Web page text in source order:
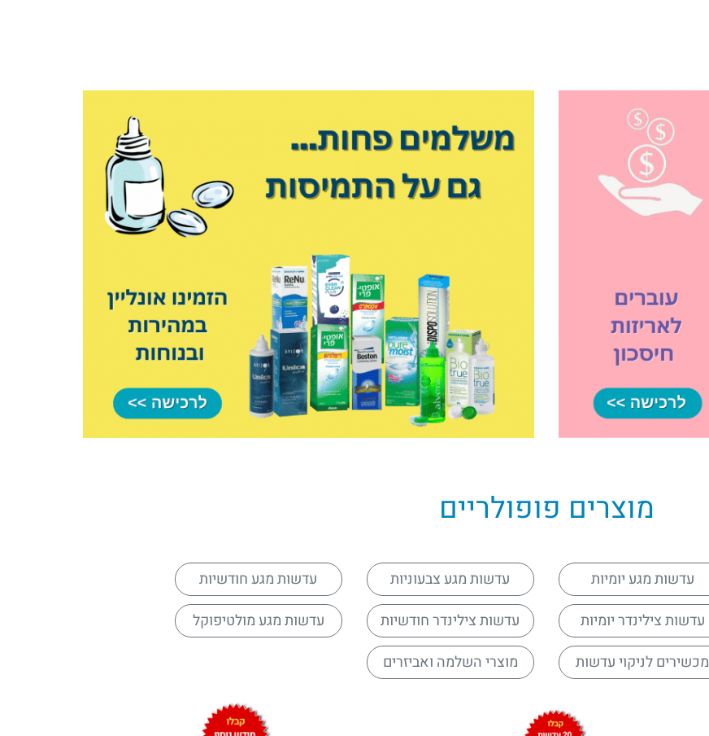
מוצרים פופולריים
עדשות מגע יומיות עדשות מגע צבעוניות
עדשות מגע חודשיות
עדשות צילינדר יומיות עדשות צילינדר חודשיות
עדשות מגע מולטיפוקל
מכשירים לניקוי עדשות מוצרי השלמה ואביזרים